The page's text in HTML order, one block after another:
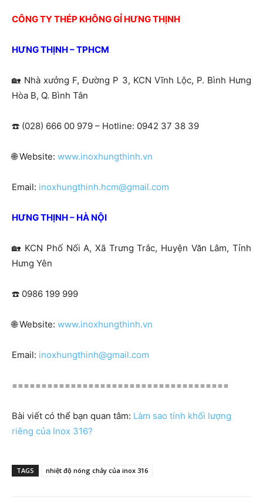
CÔNG TY THÉP KHÔNG GỈ HƯNG THỊNH
HƯNG THỊNH – TPHCM
🏡 Nhà xưởng F, Đường P 3, KCN Vĩnh Lộc, P. Bình Hưng
Hòa B, Q. Bình Tân
☎️ (028) 666 00 979 – Hotline: 0942 37 38 39
🌐Website: www.inoxhungthinh.vn
Email: inoxhungthinh.hcm@gmail.com
HƯNG THỊNH – HÀ NỘI
🏡 KCN Phố Nối A, Xã Trưng Trắc, Huyện Văn Lâm, Tỉnh
Hưng Yên
☎️ 0986 199 999
🌐 Website: www.inoxhungthinh.vn
Email: inoxhungthinh@gmail.com
=====================================
Bài viết có thể bạn quan tâm: Làm sao tính khối lượng
riêng của Inox 316?
TAGS nhiệt độ nóng chảy của inox 316